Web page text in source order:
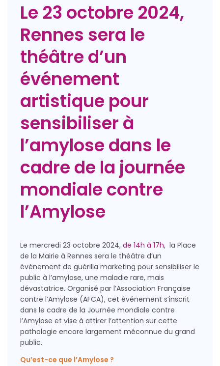
Le 23 octobre 2024,
Rennes sera le
théâtre d’un
événement
artistique pour
sensibiliser à
l’amylose dans le
cadre de la journée
mondiale contre
l’Amylose
Le mercredi 23 octobre 2024, de 14h à 17h, la Place
de la Mairie à Rennes sera le théâtre d’un
événement de guérilla marketing pour sensibiliser le
public à l’amylose, une maladie rare, mais
dévastatrice. Organisé par l’Association Française
contre l’Amylose (AFCA), cet événement s’inscrit
dans le cadre de la Journée mondiale contre
l’Amylose et vise à attirer l’attention sur cette
pathologie encore largement méconnue du grand
public.
Qu’est-ce que l’Amylose ?